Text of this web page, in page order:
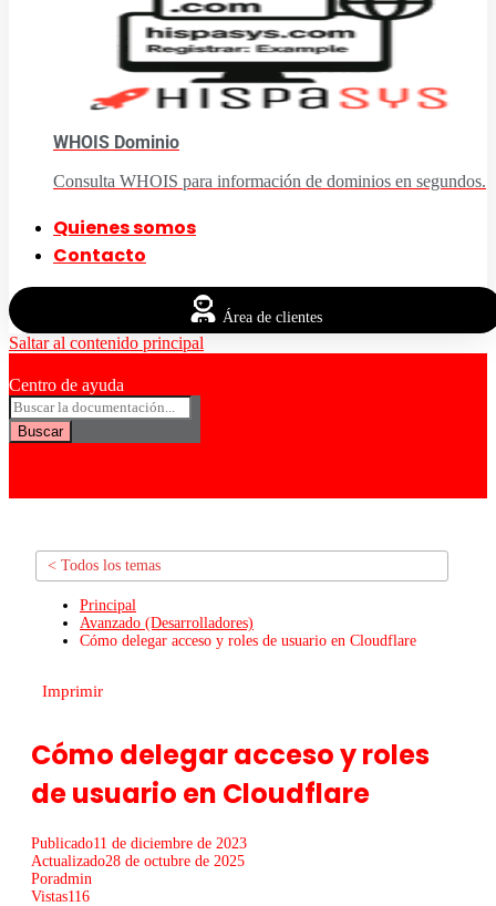
WHOIS Dominio
Consulta WHOIS para información de dominios en segundos.
Quienes somos
Contacto
Área de clientes
Saltar al contenido principal
Centro de ayuda
Buscar
< Todos los temas
Principal
Avanzado (Desarrolladores)
Cómo delegar acceso y roles de usuario en Cloudflare
Imprimir
Cómo delegar acceso y roles
de usuario en Cloudflare
Publicado11 de diciembre de 2023
Actualizado28 de octubre de 2025
Poradmin
Vistas116